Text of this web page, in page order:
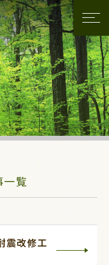
一覧
震改修工